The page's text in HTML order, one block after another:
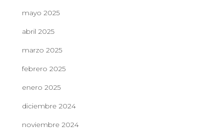
mayo 2025
abril 2025
marzo 2025
febrero 2025
enero 2025
diciembre 2024
noviembre 2024